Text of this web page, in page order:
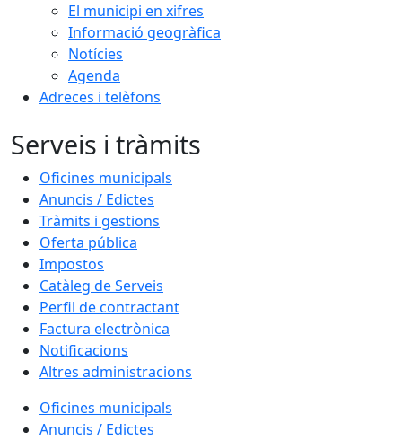
El municipi en xifres
Informació geogràfica
Notícies
Agenda
Adreces i telèfons
Serveis i tràmits
Oficines municipals
Anuncis / Edictes
Tràmits i gestions
Oferta pública
Impostos
Catàleg de Serveis
Perfil de contractant
Factura electrònica
Notificacions
Altres administracions
Oficines municipals
Anuncis / Edictes